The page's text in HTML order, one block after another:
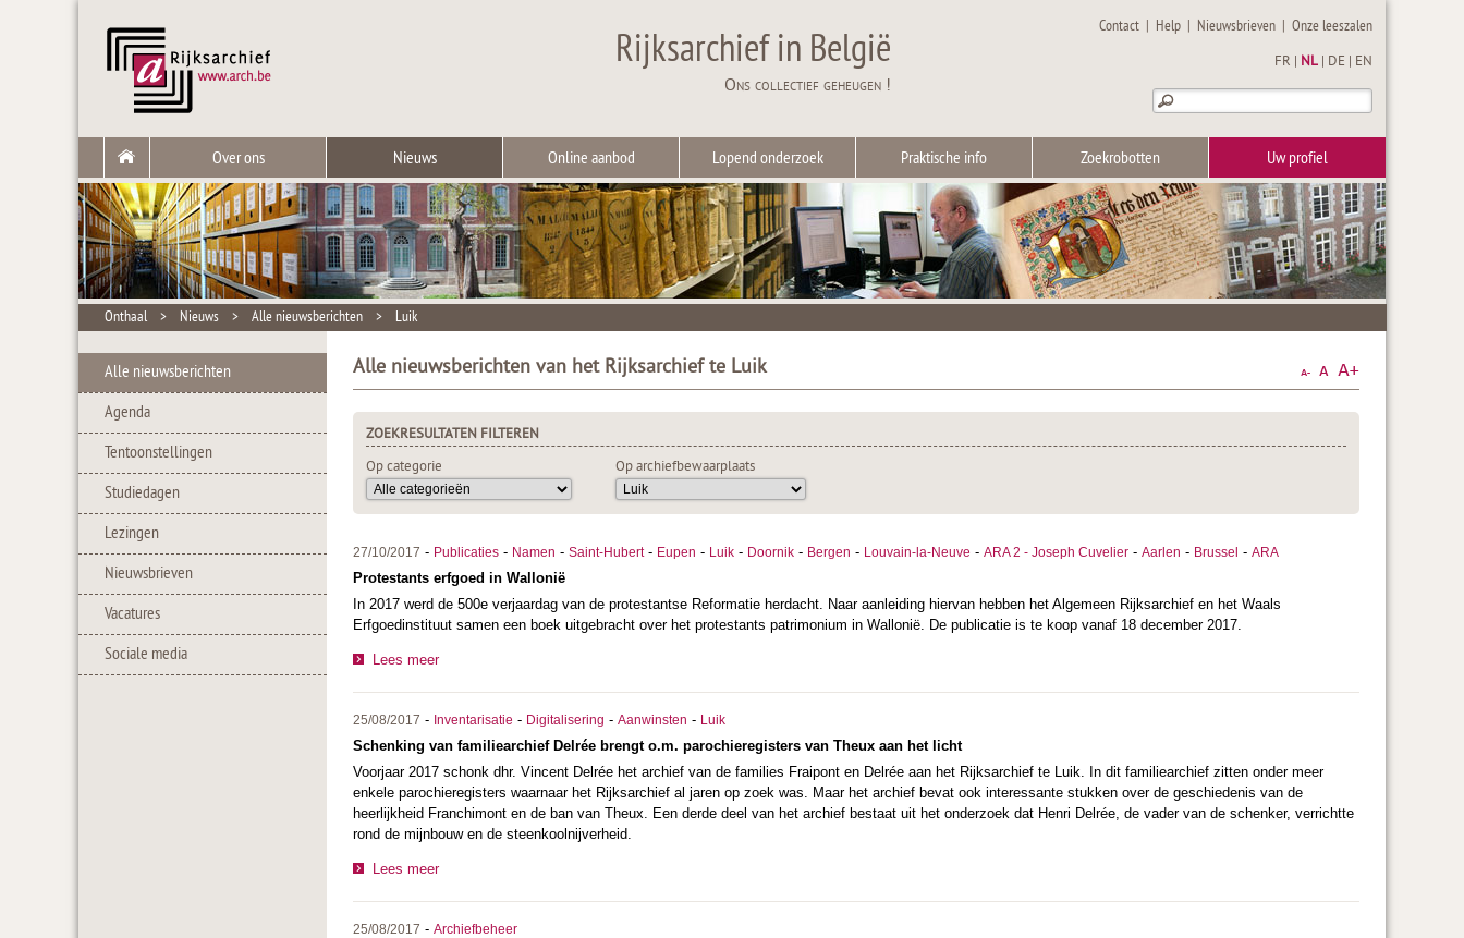
Rijksarchief in België
Ons collectief geheugen !
Contact | Help | Nieuwsbrieven |Onze leeszalen
FR NL DE EN
Over ons Nieuws Online aanbod Lopend onderzoek Praktische info Zoekrobotten Uw profiel
Onthaal > Nieuws > Alle nieuwsberichten > Luik
Alle nieuwsberichten
Agenda
Tentoonstellingen
Studiedagen
Lezingen
Nieuwsbrieven
Vacatures
Sociale media
Alle nieuwsberichten van het Rijksarchief te Luik
ZOEKRESULTATEN FILTEREN
Op categorie
Op archiefbewaarplaats
27/10/2017 - Publicaties - Namen - Saint-Hubert- Eupen - Luik - Doornik - Bergen - Louvain-la-Neuve - ARA 2 - Joseph Cuvelier - Aarlen - Brussel - ARA
Protestants erfgoed in Wallonië
In 2017 werd de 500e verjaardag van de protestantse Reformatie herdacht. Naar aanleiding hiervan hebben het Algemeen Rijksarchief en het Waals
Erfgoedinstituut samen een boek uitgebracht over het protestants patrimonium in Wallonië. De publicatie is te koop vanaf 18 december 2017.
Lees meer
25/08/2017 - Inventarisatie - Digitalisering - Aanwinsten - Luik
Schenking van familiearchief Delrée brengt o.m. parochieregisters van Theux aan het licht
Voorjaar 2017 schonk dhr. Vincent Delrée het archief van de families Fraipont en Delrée aan het Rijksarchief te Luik. In dit familiearchief zitten onder meer
enkele parochieregisters waarnaar het Rijksarchief al jaren op zoek was. Maar het archief bevat ook interessante stukken over de geschiedenis van de
heerlijkheid Franchimont en de ban van Theux. Een derde deel van het archief bestaat uit het onderzoek dat Henri Delrée, de vader van de schenker, verrichtte
rond de mijnbouw en de steenkoolnijverheid.
Lees meer
25/08/2017 - Archiefbeheer